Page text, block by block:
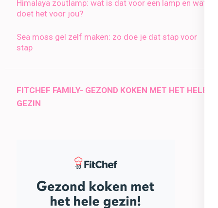
Himalaya zoutlamp: wat is dat voor een lamp en wat
doet het voor jou?
Sea moss gel zelf maken: zo doe je dat stap voor
stap
FITCHEF FAMILY- GEZOND KOKEN MET HET HELE
GEZIN